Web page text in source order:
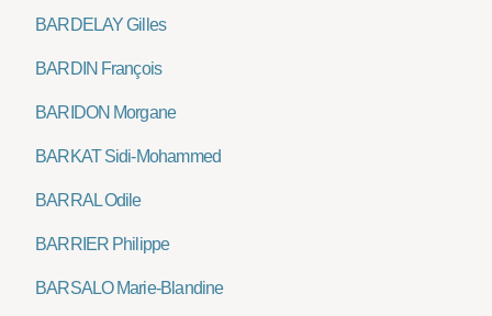
BARDELAY Gilles
BARDIN François
BARIDON Morgane
BARKAT Sidi-Mohammed
BARRAL Odile
BARRIER Philippe
BARSALO Marie-Blandine